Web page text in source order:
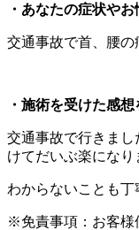
・あなたの症状や
交通事故で首、腰の
・施術を受けた感
交通事故で行きま
けてだいぶ楽になり
わからないことも丁
※免責事項：お客様